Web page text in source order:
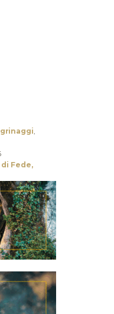
Fede,